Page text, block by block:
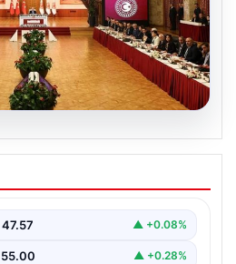
Neleri Kapsar ve
Rolü
olarak toplumsal…
47.57 ▲ +0.08%
55.00 ▲ +0.28%